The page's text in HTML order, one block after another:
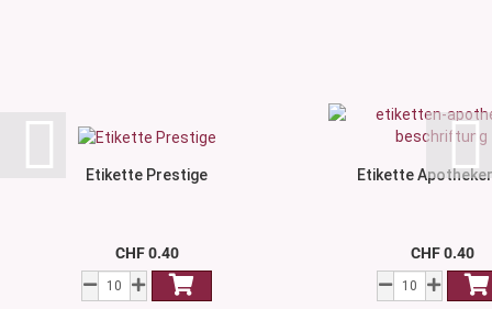
Etikette Prestige
CHF 0.40
Etikette
CHF 0.40